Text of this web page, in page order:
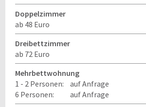
Doppelzimmer
ab 48 Euro
Dreibettzimmer
ab 72 Euro
Mehrbettwohnung
1 - 2 Personen:
auf Anfrage
6 Personen:
auf Anfrage